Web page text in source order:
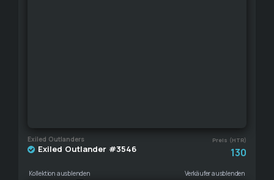
Exiled Outlanders Preis (HTR)
Exiled Outlander #3546 130
Kollektion ausblenden Verkäufer ausblenden